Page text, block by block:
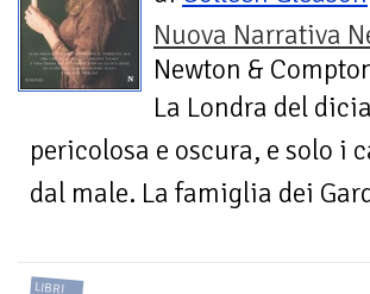
Nuova Narrativa
Newton &
La Londra del
pericolosa e oscura, e solo i
dal male. La famiglia dei
LIBRI